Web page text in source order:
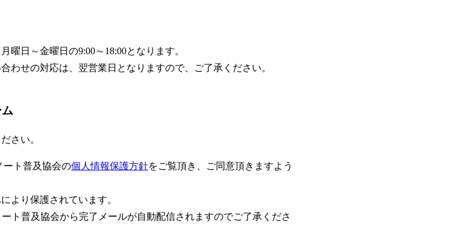
曜日～金曜日の9:00～18:00となります。
わせの対応は、翌営業日となりますので、ご了承ください。
さい。
ト普及協会の個人情報保護方針をご覧頂き、ご同意頂きますよう
より保護されています。
ト普及協会から完了メールが自動配信されますのでご了承くださ